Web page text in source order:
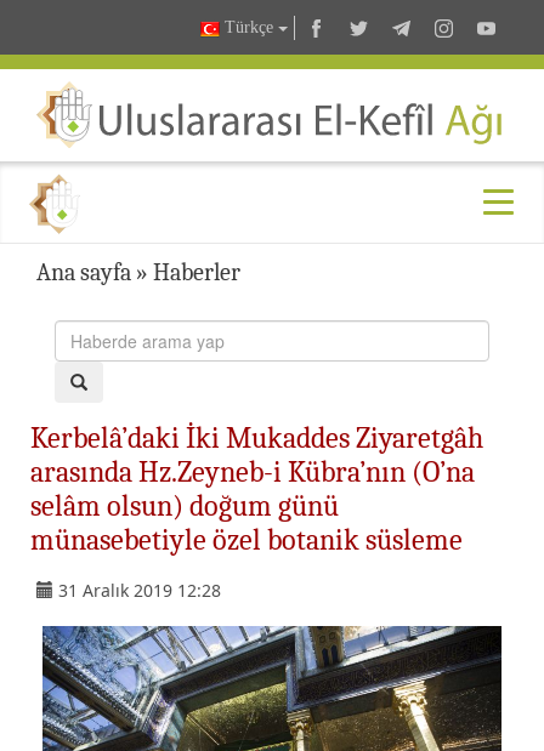
Türkçe
Ana sayfa » Haberler
Kerbelâ’daki İki Mukaddes Ziyaretgâh
arasında Hz.Zeyneb-i Kübra’nın (O’na
selâm olsun) doğum günü
münasebetiyle özel botanik süsleme
31 Aralık 2019 12:28